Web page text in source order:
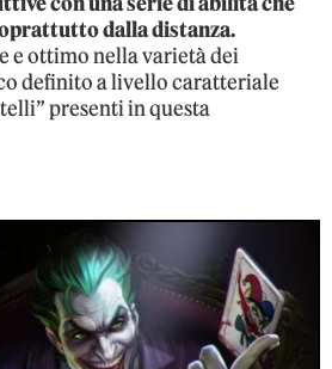
dalla distanza.
e ottimo nella varietà dei
definito a livello caratteriale
presenti in questa